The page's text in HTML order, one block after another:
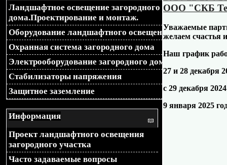
браузера), передаваемой
перенаправление на
$mobileDesignName
'Opera M', 'Symbian',
'WP7', 'WP8', 'Fennec/',
'HTC_', );
{ foreach($phones_ua as
Ландшафтное освещение загородного
дома.Проектирование и монтаж.
Оборудование ландшафтного освещения
Охранная система загородного дома
Электрооборудование загородного дома
Стабилизаторы напряжения
Защитное заземление
Информация
Проект ландшафтного освещения
загородного участка
Часто задаваемые вопросы
ООО "СКБ
Уважаемые
желаем счастья
Наш график
27 и 28 декабря
с 29 декабря
9 января 2025